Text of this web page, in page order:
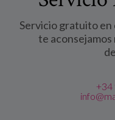
Servicio gratuito en
te
+34